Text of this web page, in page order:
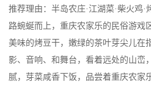
推荐理由：半岛农庄·江湖菜·柴火鸡
路蜿蜒而上，重庆农家乐的民俗游戏
美味的烤豆干，嫩绿的茶叶芽尖儿在
影、音响、和舞台，看着远处的山峦
腻，芽菜咸香下饭，品尝着重庆农家